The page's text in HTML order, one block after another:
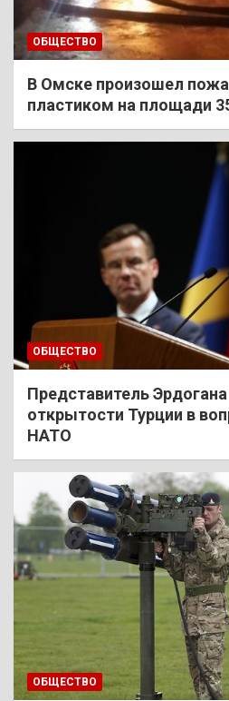
ОБЩЕСТВО
В Омске произошел
пластиком на площади
ОБЩЕСТВО
Представитель
открытости Турции в
НАТО
ОБЩЕСТВО